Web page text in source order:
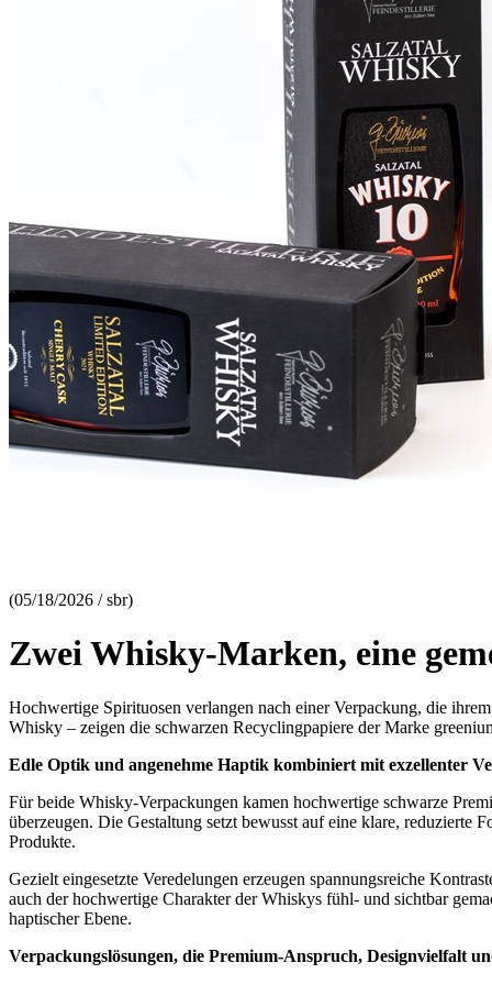
(05/18/2026 / sbr)
Zwei Whisky‑Marken, eine
Hochwertige Spirituosen verlangen nach einer Verpackung, die
Whisky – zeigen die schwarzen Recyclingpapiere der Marke
Edle Optik und angenehme Haptik kombiniert mit exzellenter
Für beide Whisky-Verpackungen kamen hochwertige schwarze
überzeugen. Die Gestaltung setzt bewusst auf eine klare, reduzierte
Produkte.
Gezielt eingesetzte Veredelungen erzeugen spannungsreiche
auch der hochwertige Charakter der Whiskys fühl- und sichtbar
haptischer Ebene.
Verpackungslösungen, die Premium-Anspruch, Designvielfalt